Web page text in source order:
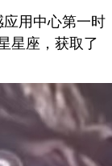
用中心第一时
星座，获取了